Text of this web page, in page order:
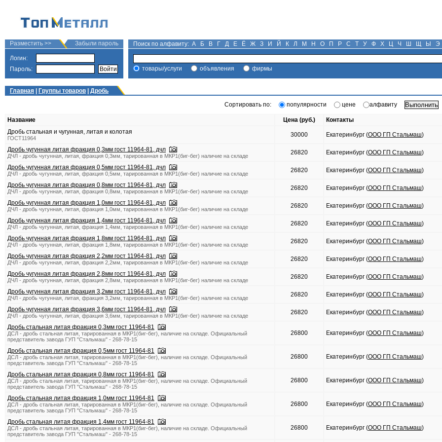
Разместить >> Забыли пароль
Логин:
Пароль:
Поиск по алфавиту: А Б В Г Д Е Ё Ж З И Й К Л М Н О П Р С Т У Ф Х Ц Ч Ш Щ Ы Э
товары/услуги объявления фирмы
Главная Группы товаров
Дробь
Сортировать по:
популярности цене алфавиту
Название Цена (руб.)
Контакты
Дробь стальная и чугунная, литая и колотая
ГОСТ11964 30000 Екатеринбург (ООО ГП Стальмаш)
Дробь чугунная литая фракция 0,3мм гост 11964-81, дчл
ДЧЛ - дробь чугунная, литая, фракция 0,3мм, тарированная в МКР1(биг-бег) наличие на складе 26820 Екатеринбург (ООО ГП Стальмаш)
Дробь чугунная литая фракция 0,5мм гост 11964-81, дчл
ДЧЛ - дробь чугунная, литая, фракция 0,5мм, тарированная в МКР1(биг-бег) наличие на складе 26820 Екатеринбург (ООО ГП Стальмаш)
Дробь чугунная литая фракция 0,8мм гост 11964-81, дчл
ДЧЛ - дробь чугунная, литая, фракция 0,8мм, тарированная в МКР1(биг-бег) наличие на складе 26820 Екатеринбург (ООО ГП Стальмаш)
Дробь чугунная литая фракция 1,0мм гост 11964-81, дчл
ДЧЛ - дробь чугунная, литая, фракция 1,0мм, тарированная в МКР1(биг-бег) наличие на складе 26820 Екатеринбург (ООО ГП Стальмаш)
Дробь чугунная литая фракция 1,4мм гост 11964-81, дчл
ДЧЛ - дробь чугунная, литая, фракция 1,4мм, тарированная в МКР1(биг-бег) наличие на складе 26820 Екатеринбург (ООО ГП Стальмаш)
Дробь чугунная литая фракция 1,8мм гост 11964-81, дчл
ДЧЛ - дробь чугунная, литая, фракция 1,8мм, тарированная в МКР1(биг-бег) наличие на складе 26820 Екатеринбург (ООО ГП Стальмаш)
Дробь чугунная литая фракция 2,2мм гост 11964-81, дчл
ДЧЛ - дробь чугунная, литая, фракция 2,2мм, тарированная в МКР1(биг-бег) наличие на складе 26820 Екатеринбург (ООО ГП Стальмаш)
Дробь чугунная литая фракция 2,8мм гост 11964-81, дчл
ДЧЛ - дробь чугунная, литая, фракция 2,8мм, тарированная в МКР1(биг-бег) наличие на складе 26820 Екатеринбург (ООО ГП Стальмаш)
Дробь чугунная литая фракция 3,2мм гост 11964-81, дчл
ДЧЛ - дробь чугунная, литая, фракция 3,2мм, тарированная в МКР1(биг-бег) наличие на складе 26820 Екатеринбург (ООО ГП Стальмаш)
Дробь чугунная литая фракция 3,6мм гост 11964-81, дчл
ДЧЛ - дробь чугунная, литая, фракция 3,6мм, тарированная в МКР1(биг-бег) наличие на складе 26820 Екатеринбург (ООО ГП Стальмаш)
Дробь стальная литая фракция 0,3мм гост 11964-81
ДСЛ - дробь стальная литая, тарированная в МКР1(биг-бег), наличие на складе. Официальный
представитель завода ГУП "Стальмаш" - 268-78-15
26800 Екатеринбург (ООО ГП Стальмаш)
Дробь стальная литая фракция 0,5мм гост 11964-81
ДСЛ - дробь стальная литая, тарированная в МКР1(биг-бег), наличие на складе. Официальный
представитель завода ГУП "Стальмаш" - 268-78-15
26800 Екатеринбург (ООО ГП Стальмаш)
Дробь стальная литая фракция 0,8мм гост 11964-81
ДСЛ - дробь стальная литая, тарированная в МКР1(биг-бег), наличие на складе. Официальный
представитель завода ГУП "Стальмаш" - 268-78-15
26800 Екатеринбург (ООО ГП Стальмаш)
Дробь стальная литая фракция 1,0мм гост 11964-81
ДСЛ - дробь стальная литая, тарированная в МКР1(биг-бег), наличие на складе. Официальный
представитель завода ГУП "Стальмаш" - 268-78-15
26800 Екатеринбург (ООО ГП Стальмаш)
Дробь стальная литая фракция 1,4мм гост 11964-81
ДСЛ - дробь стальная литая, тарированная в МКР1(биг-бег), наличие на складе. Официальный
представитель завода ГУП "Стальмаш" - 268-78-15
26800 Екатеринбург (ООО ГП Стальмаш)